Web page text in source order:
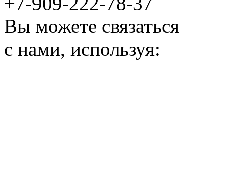
Вы можете связаться
с нами, используя: